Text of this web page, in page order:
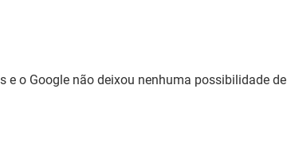
e o Google não deixou nenhuma possibilidade de